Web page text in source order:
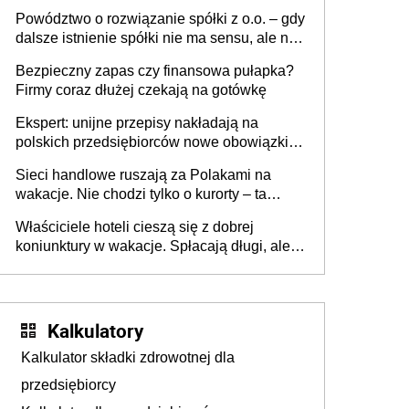
Powództwo o rozwiązanie spółki z o.o. – gdy
dalsze istnienie spółki nie ma sensu, ale nie
Bezpieczny zapas czy finansowa pułapka?
Firmy coraz dłużej czekają na gotówkę
Ekspert: unijne przepisy nakładają na
polskich przedsiębiorców nowe obowiązki w
Sieci handlowe ruszają za Polakami na
wakacje. Nie chodzi tylko o kurorty – ta
tam, gdzie wielu spędzi urlop po cichu
Właściciele hoteli cieszą się z dobrej
koniunktury w wakacje. Spłacają długi, ale
Kalkulatory
Kalkulator składki zdrowotnej dla
przedsiębiorcy